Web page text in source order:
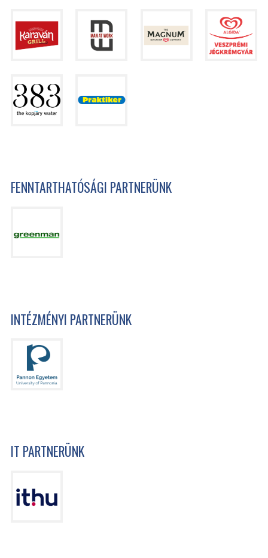
FENNTARTHATÓSÁGI PARTNERÜNK
INTÉZMÉNYI PARTNERÜNK
IT PARTNERÜNK